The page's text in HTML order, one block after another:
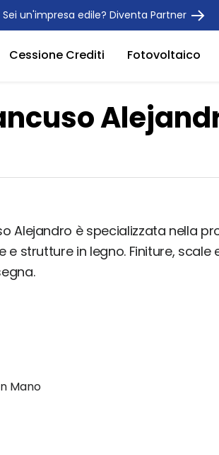
Sei un'impresa edile? Diventa Partner
Cessione Crediti Fotovoltaico
Alejandro è specializzata nella
strutture in legno. Finiture, scale
Mano